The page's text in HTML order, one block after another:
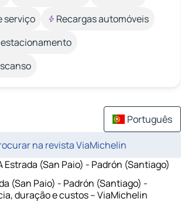
serviço
Recargas automóveis
estacionamento
Português
na revista ViaMichelin
Estrada (San Paio) - Padrón (Santiago)
(San Paio) - Padrón (Santiago) -
duração e custos – ViaMichelin